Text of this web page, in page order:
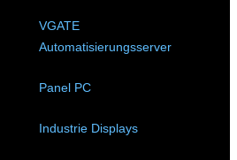
VGATE
Automatisierungsserver
Panel PC
Industrie Displays